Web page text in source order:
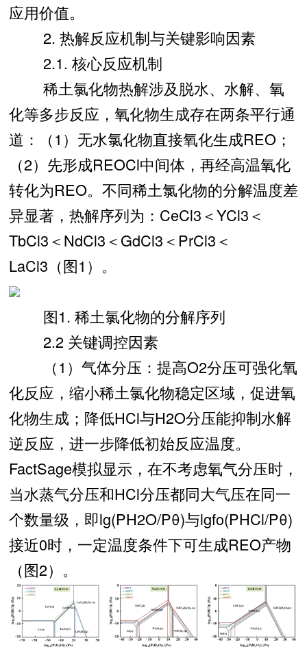
应用价值。
2. 热解反应机制与关键影响因素
2.1. 核心反应机制
稀土氯化物热解涉及脱水、水解、氧
化等多步反应，氧化物生成存在两条平行通
道：（1）无水氯化物直接氧化生成REO；
（2）先形成REOCl中间体，再经高温氧化
转化为REO。不同稀土氯化物的分解温度差
异显著，热解序列为：CeCl3＜YCl3＜
TbCl3＜NdCl3＜GdCl3＜PrCl3＜
LaCl3（图1）。
图1. 稀土氯化物的分解序列
2.2 关键调控因素
（1）气体分压：提高O2分压可强化氧
化反应，缩小稀土氯化物稳定区域，促进氧
化物生成；降低HCl与H2O分压能抑制水解
逆反应，进一步降低初始反应温度。
FactSage模拟显示，在不考虑氧气分压时，
当水蒸气分压和HCl分压都同大气压在同一
个数量级，即lg(PH2O/Pθ)与lgfo(PHCl/Pθ)
接近0时，一定温度条件下可生成REO产物
（图2）。